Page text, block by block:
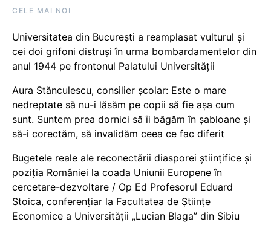
CELE MAI NOI
Universitatea din București a reamplasat vulturul și
cei doi grifoni distruși în urma bombardamentelor din
anul 1944 pe frontonul Palatului Universității
Aura Stănculescu, consilier școlar: Este o mare
nedreptate să nu-i lăsăm pe copii să fie așa cum
sunt. Suntem prea dornici să îi băgăm în șabloane și
să-i corectăm, să invalidăm ceea ce fac diferit
Bugetele reale ale reconectării diasporei științifice și
poziția României la coada Uniunii Europene în
cercetare-dezvoltare / Op Ed Profesorul Eduard
Stoica, conferențiar la Facultatea de Științe
Economice a Universității „Lucian Blaga” din Sibiu